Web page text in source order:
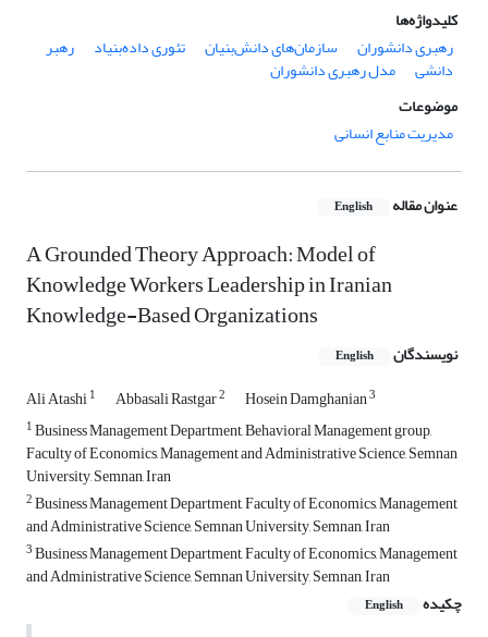
کلیدواژه‌ها
رهبری دانشوران
سازمان‌های دانش‌بنیان تئوری داده‌بنیاد رهبر
دانشی
مدل رهبری دانشوران
موضوعات
مدیریت منابع انسانی
عنوان مقاله English
A Grounded Theory Approach: Model of
Knowledge Workers Leadership in Iranian
Knowledge-Based Organizations
نویسندگان English
Ali Atashi1 Abbasali Rastgar2 Hosein Damghanian3
1Business Management Department, Behavioral Management group,
Faculty of Economics, Management and Administrative Science, Semnan
University, Semnan, Iran
2Business Management Department, Faculty of Economics, Management
and Administrative Science, Semnan University, Semnan, Iran
3Business Management Department, Faculty of Economics, Management
and Administrative Science, Semnan University, Semnan, Iran
چکیده
English